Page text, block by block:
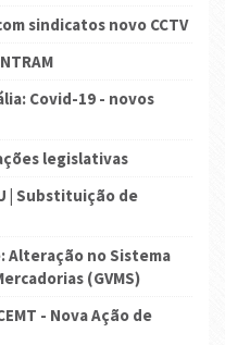
sindicatos novo CCTV
Covid-19 - novos
legislativas
| Substituição de
Alteração no Sistema
(GVMS)
- Nova Ação de